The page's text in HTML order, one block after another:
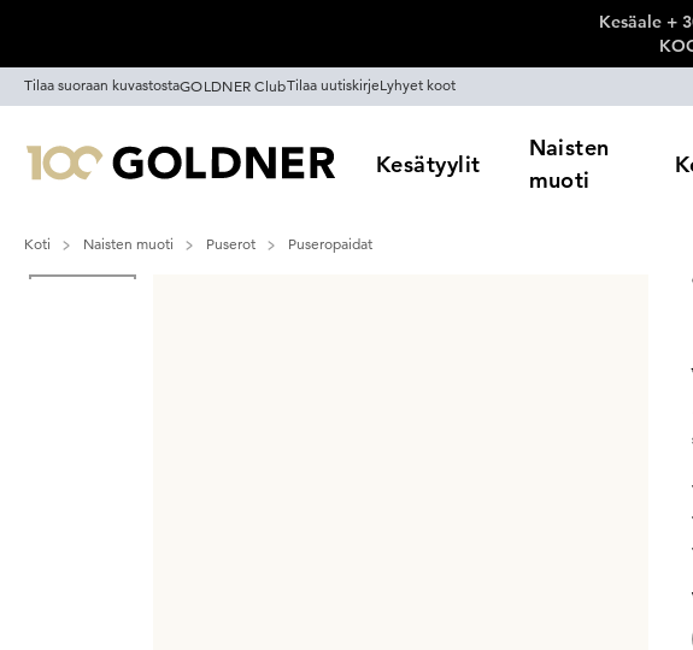
Kesäale +
Tilaa suoraan kuvastostaGOLDNER ClubTilaa uutiskirjeLyhyet koot
Kesätyylit
Naisten
muoti
Koti Naisten muoti Puserot
Puseropaidat